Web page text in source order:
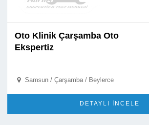
Oto Klinik Çarşamba Oto
Ekspertiz
 Samsun / Çarşamba / Beylerce
DETAYLI İNCELE